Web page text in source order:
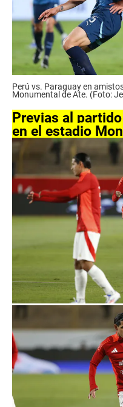
Perú vs. Paraguay en
Monumental de Ate. (Foto:
Previas al
en el estadio